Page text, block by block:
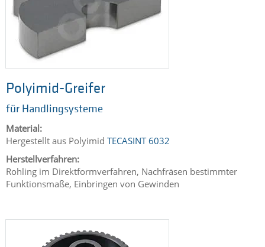
Polyimid-Greifer
für Handlingsysteme
Material:
Hergestellt aus Polyimid TECASINT 6032
Herstellverfahren:
Rohling im Direktformverfahren, Nachfräsen bestimmter
Funktionsmaße, Einbringen von Gewinden